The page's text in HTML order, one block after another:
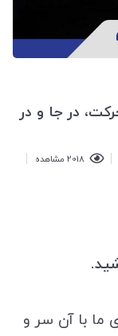
در جا و در
2018 مشاهده
با آن سر و